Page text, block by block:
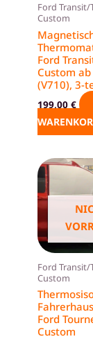
Ford Transit/
Custom
Ford
Custom
(V710), 3-
199,00€
Ford Transit/
Custom
Ford
Custom